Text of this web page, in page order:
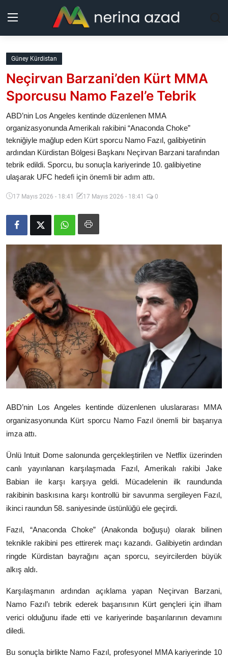
Kurdistan
Bölgeler
Güncel
Analiz
Makaleler
Video
Arşiv
İletişim
Türkçe Kurdi
Güney Kürdistan
Neçirvan Barzani’den Kürt MMA
Sporcusu Namo Fazel’e Tebrik
ABD’nin Los Angeles kentinde düzenlenen MMA
organizasyonunda Amerikalı rakibini “Anaconda Choke”
tekniğiyle mağlup eden Kürt sporcu Namo Fazıl, galibiyetinin
ardından Kürdistan Bölgesi Başkanı Neçirvan Barzani tarafından
tebrik edildi. Sporcu, bu sonuçla kariyerinde 10. galibiyetine
ulaşarak UFC hedefi için önemli bir adım attı.
17 Mayıs 2026 - 18:41 17 Mayıs 2026 - 18:41 0
ABD’nin Los Angeles kentinde düzenlenen uluslararası MMA
organizasyonunda Kürt sporcu Namo Fazıl önemli bir başarıya
imza attı.
Ünlü Intuit Dome salonunda gerçekleştirilen ve Netflix üzerinden
canlı yayınlanan karşılaşmada Fazıl, Amerikalı rakibi Jake
Babian ile karşı karşıya geldi. Mücadelenin ilk raundunda
rakibinin baskısına karşı kontrollü bir savunma sergileyen Fazıl,
ikinci raundun 58. saniyesinde üstünlüğü ele geçirdi.
Fazıl, “Anaconda Choke” (Anakonda boğuşu) olarak bilinen
teknikle rakibini pes ettirerek maçı kazandı. Galibiyetin ardından
ringde Kürdistan bayrağını açan sporcu, seyircilerden büyük
alkış aldı.
Karşılaşmanın ardından açıklama yapan Neçirvan Barzani,
Namo Fazıl’ı tebrik ederek başarısının Kürt gençleri için ilham
verici olduğunu ifade etti ve kariyerinde başarılarının devamını
diledi.
Bu sonuçla birlikte Namo Fazıl, profesyonel MMA kariyerinde 10